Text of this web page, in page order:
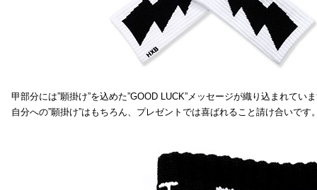
甲部分には”願掛け”を込めた”GOOD LUCK”メッセージが織り込まれてい
自分への”願掛け”はもちろん、プレゼントでは喜ばれること請け合いです